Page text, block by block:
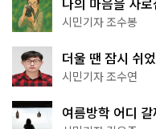
상작 공개!
시민기자 조수봉
더울 땐 잠시 쉬
·무더위쉼터까지
시민기자 조수연
여름방학 어디